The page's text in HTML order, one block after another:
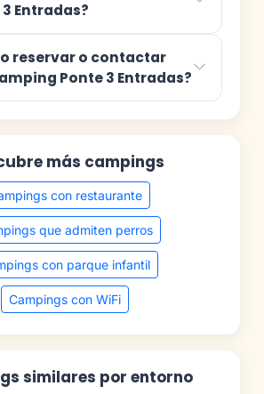
Entradas?
reservar o contactar
Ponte 3 Entradas?
más campings
con restaurante
que admiten perros
con parque infantil
Campings con WiFi
similares por entorno